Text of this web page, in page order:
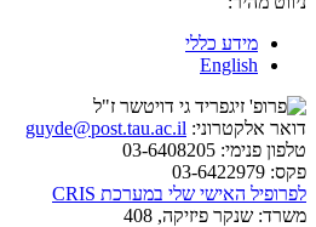
מידע כללי
English
דואר אלקטרוני: guyde@post.tau.ac.il
טלפון פנימי:
פקס:
לפרופיל האישי שלי במערכת CRIS
משרד: שנקר פיזיקה, 408